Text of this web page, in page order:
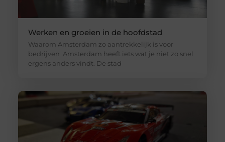
Werken en groeien in de hoofdstad
Waarom Amsterdam zo aantrekkelijk is voor
bedrijven Amsterdam heeft iets wat je niet zo snel
ergens anders vindt. De stad